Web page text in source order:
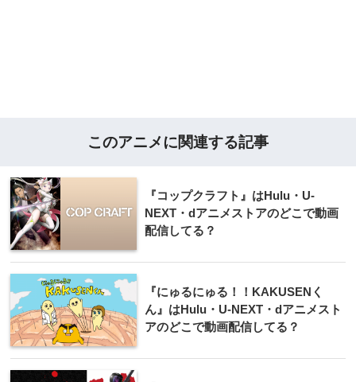
このアニメに関連する記事
『コップクラフト』はHulu・U-
NEXT・dアニメストアのどこで動画
配信してる？
『にゅるにゅる！！KAKUSENく
ん』はHulu・U-NEXT・dアニメスト
アのどこで動画配信してる？